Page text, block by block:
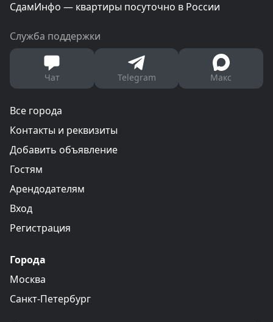
СдамИнфо — квартиры посуточно в России
Служба поддержки
Чат Telegram Макс
Все города
Контакты и реквизиты
Добавить объявление
Гостям
Арендодателям
Вход
Регистрация
Города
Москва
Санкт-Петербург